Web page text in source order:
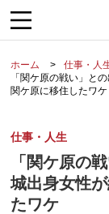
ホーム
仕事・人
「関ケ原の戦い」と
関ケ原に移住したワケ
仕事・人生
「関ケ原の
城出身女性
たワケ